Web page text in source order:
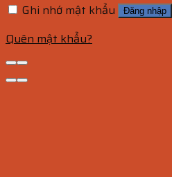
Ghi nhớ mật khẩu
Đăng nhập
Quên mật khẩu?